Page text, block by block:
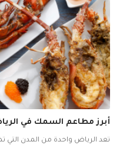
أبرز مطاعم السمك في
تعد الرياض واحدة من المدن